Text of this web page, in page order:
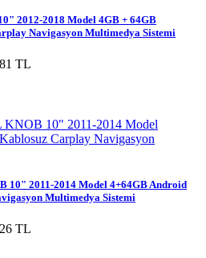
2012-2018 Model 4GB + 64GB
Navigasyon Multimedya Sistemi
TL
10" 2011-2014 Model 4+64GB Android
Multimedya Sistemi
TL